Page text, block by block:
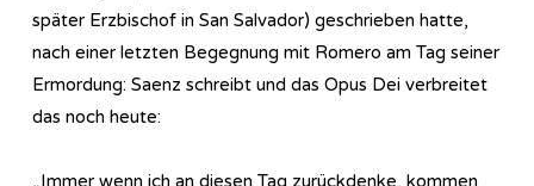
später Erzbischof in San Salvador) geschrieben hatte,
nach einer letzten Begegnung mit Romero am Tag seiner
Ermordung: Saenz schreibt und das Opus Dei verbreitet
das noch heute:
„Immer wenn ich an diesen Tag zurückdenke, kommen